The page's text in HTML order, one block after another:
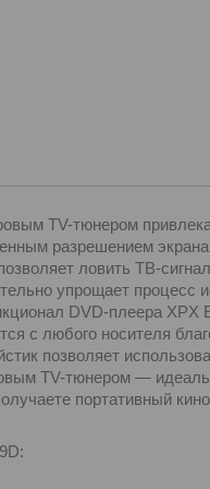
TV-тюнером
разрешением экрана
ловить ТВ-
упрощает процесс
DVD-плеера XPX
с любого носителя
позволяет
TV-тюнером —
портативный